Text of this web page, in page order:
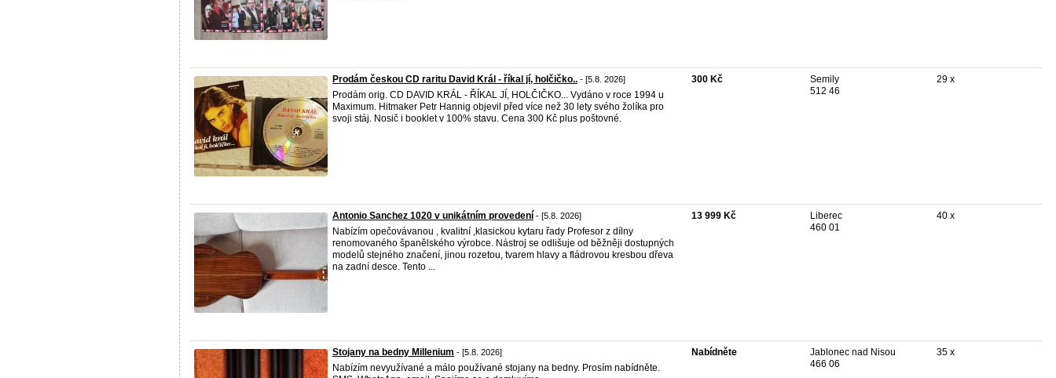
Prodám českou CD raritu David Král - říkal jí, holčičko.. - [5.8. 2026]
Prodám orig. CD DAVID KRÁL - ŘÍKAL JÍ, HOLČIČKO... Vydáno v roce 1994 u
Maximum. Hitmaker Petr Hannig objevil před více než 30 lety svého žolíka pro
svoji stáj. Nosič i booklet v 100% stavu. Cena 300 Kč plus poštovné.
300 Kč
Semily
512 46
29 x
Antonio Sanchez 1020 v unikátním provedení - [5.8. 2026]
Nabízím opečovávanou , kvalitní ,klasickou kytaru řady Profesor z dílny
renomovaného španělského výrobce. Nástroj se odlišuje od běžněji dostupných
modelů stejného značení, jinou rozetou, tvarem hlavy a fládrovou kresbou dřeva
na zadní desce. Tento ...
13 999 Kč
Liberec
460 01
40 x
Stojany na bedny Millenium - [5.8. 2026]
Nabízím nevyužívané a málo používané stojany na bedny. Prosím nabídněte.
Nabídněte
Jablonec nad Nisou
466 06
35 x